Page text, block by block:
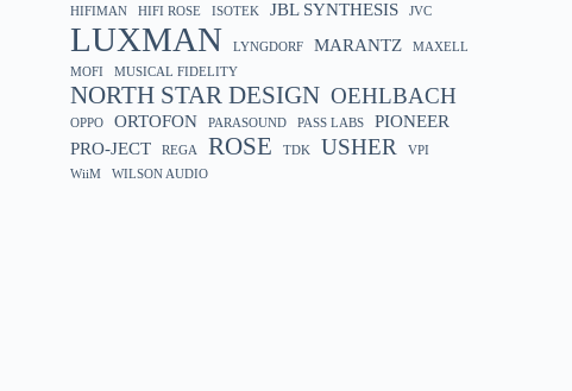
HIFIMAN
HIFI ROSE ISOTEK JBL SYNTHESIS JVC
LUXMAN LYNGDORF MARANTZ
MAXELL
MOFI
MUSICAL FIDELITY
NORTH STAR DESIGN OEHLBACH
OPPO ORTOFON PARASOUND PASS LABS
PIONEER
PRO-JECT
REGA ROSE TDK USHER
VPI
WiiM
WILSON AUDIO